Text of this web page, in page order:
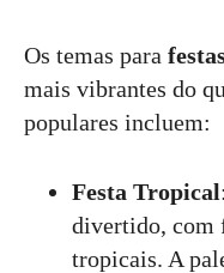
Os temas para
mais vibrantes do
populares incluem:
Festa Tropical
divertido, com
tropicais. A